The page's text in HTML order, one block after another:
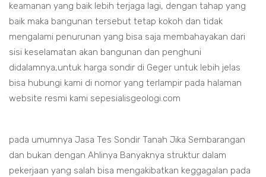
keamanan yang baik lebih terjaga lagi, dengan tahap yang
baik maka bangunan tersebut tetap kokoh dan tidak
mengalami penurunan yang bisa saja membahayakan dari
sisi keselamatan akan bangunan dan penghuni
didalamnya,untuk harga sondir di Geger untuk lebih jelas
bisa hubungi kami di nomor yang terlampir pada halaman
website resmi kami sepesialisgeologi.com
pada umumnya Jasa Tes Sondir Tanah Jika Sembarangan
dan bukan dengan Ahlinya Banyaknya struktur dalam
pekerjaan yang salah bisa mengakibatkan keggagalan pada